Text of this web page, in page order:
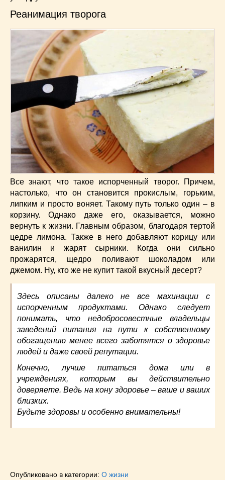
Реанимация творога
Все знают, что такое испорченный творог. Причем,
настолько, что он становится прокислым, горьким,
липким и просто воняет. Такому путь только один – в
корзину. Однако даже его, оказывается, можно
вернуть к жизни. Главным образом, благодаря тертой
цедре лимона. Также в него добавляют корицу или
ванилин и жарят сырники. Когда они сильно
прожарятся, щедро поливают шоколадом или
джемом. Ну, кто же не купит такой вкусный десерт?
Здесь описаны далеко не все махинации с
испорченным продуктами. Однако следует
понимать, что недобросовестные владельцы
заведений питания на пути к собственному
обогащению менее всего заботятся о здоровье
людей и даже своей репутации.
Конечно, лучше питаться дома или в
учреждениях, которым вы действительно
доверяете. Ведь на кону здоровье – ваше и ваших
близких.
Будьте здоровы и особенно внимательны!
Опубликовано в категории: О жизни